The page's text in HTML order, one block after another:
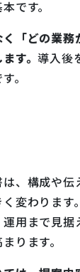
です。
「どの業務
す。導入後
。
、構成や伝
変わります
用まで見据
ります。